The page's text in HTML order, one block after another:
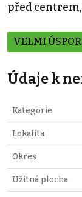
před
VELMI
Údaje k
Kategorie
Lokalita
Okres
Užitná plocha